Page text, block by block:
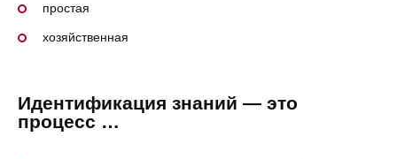
простая
хозяйственная
Идентификация знаний — это
процесс …